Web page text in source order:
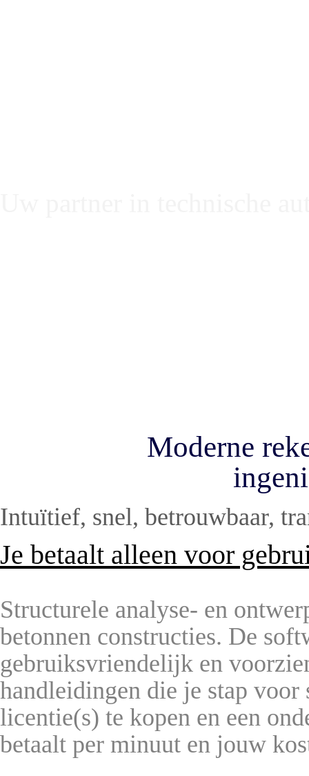
Moderne
Intuïtief, snel, betrouwbaar,
Je betaalt alleen voor
Structurele analyse- en
betonnen constructies. De
gebruiksvriendelijk en
handleidingen die je stap voor
licentie(s) te kopen en een
betaalt per minuut en jouw